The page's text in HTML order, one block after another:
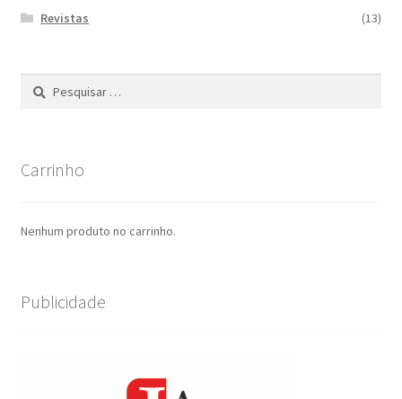
Revistas
(13)
Pesquisar
Carrinho
Nenhum produto no carrinho.
Publicidade